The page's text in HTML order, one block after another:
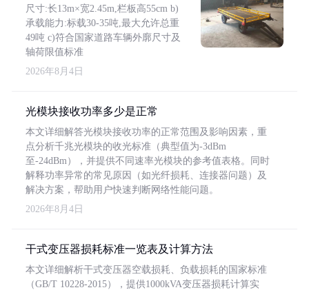
尺寸:长13m×宽2.45m,栏板高55cm b)
承载能力:标载30-35吨,最大允许总重
49吨 c)符合国家道路车辆外廓尺寸及
轴荷限值标准
2026年8月4日
光模块接收功率多少是正常
本文详细解答光模块接收功率的正常范围及影响因素，重
点分析千兆光模块的收光标准（典型值为-3dBm
至-24dBm），并提供不同速率光模块的参考值表格。同时
解释功率异常的常见原因（如光纤损耗、连接器问题）及
解决方案，帮助用户快速判断网络性能问题。
2026年8月4日
干式变压器损耗标准一览表及计算方法
本文详细解析干式变压器空载损耗、负载损耗的国家标准
（GB/T 10228-2015），提供1000kVA变压器损耗计算实